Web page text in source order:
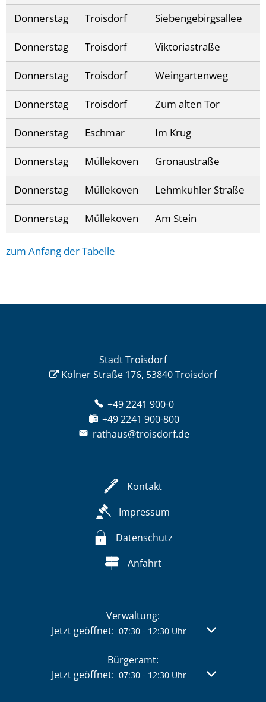
Donnerstag Troisdorf Siebengebirgsallee
Donnerstag Troisdorf Viktoriastraße
Donnerstag Troisdorf Weingartenweg
Donnerstag Troisdorf Zum alten Tor
Donnerstag Eschmar Im Krug
Donnerstag Müllekoven Gronaustraße
Donnerstag Müllekoven Lehmkuhler Straße
Donnerstag Müllekoven Am Stein
zum Anfang der Tabelle
Stadt Troisdorf
Kölner Straße 176, 53840 Troisdorf
+49 2241 900-0
+49 2241 900-800
rathaus@troisdorf.de
Kontakt
Impressum
Datenschutz
Anfahrt
Verwaltung:
Klicken, um weitere Öffnungs- oder
Jetzt geöffnet: 07:30- 12:30Uhr Von 07:30
Bürgeramt:
Klicken, um weitere Öffnungs- oder
Jetzt geöffnet: 07:30- 12:30Uhr Von 07:30